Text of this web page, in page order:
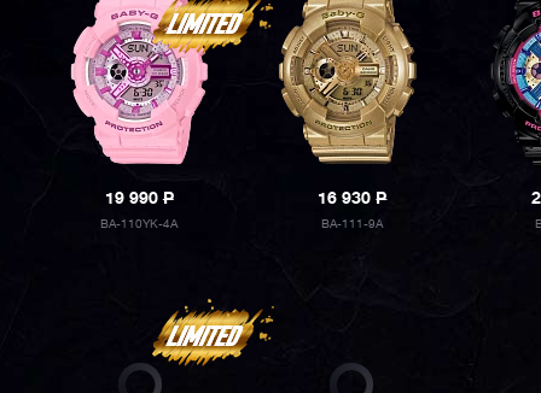
19 990P
BA-110YK-4A
16 930P
BA-111-9A